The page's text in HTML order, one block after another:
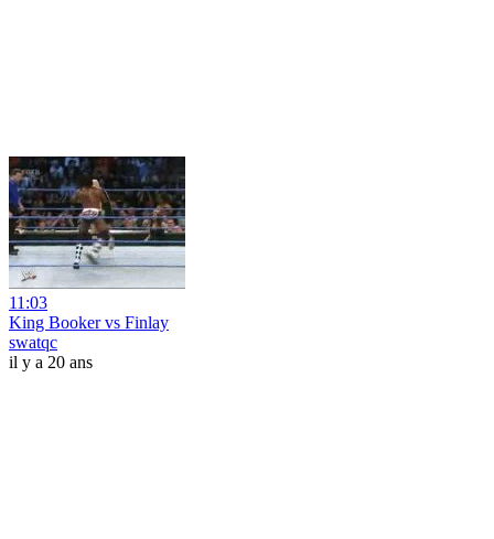
11:03
King Booker vs Finlay
swatqc
il y a 20 ans